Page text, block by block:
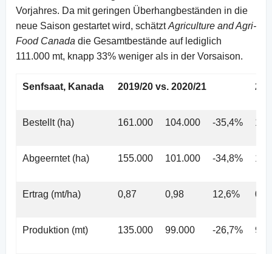
Vorjahres. Da mit geringen Überhangbeständen in die
neue Saison gestartet wird, schätztAgriculture and Agri-
Food Canada die Gesamtbestände auf lediglich
111.000 mt, knapp 33% weniger als in der Vorsaison.
Senfsaat, Kanada 2019/20 vs. 2020/21
Bestellt (ha) 161.000 104.000 -35,4%
Abgeerntet (ha) 155.000 101.000 -34,8%
Ertrag (mt/ha) 0,87 0,98 12,6%
Produktion (mt) 135.000 99.000 -26,7%